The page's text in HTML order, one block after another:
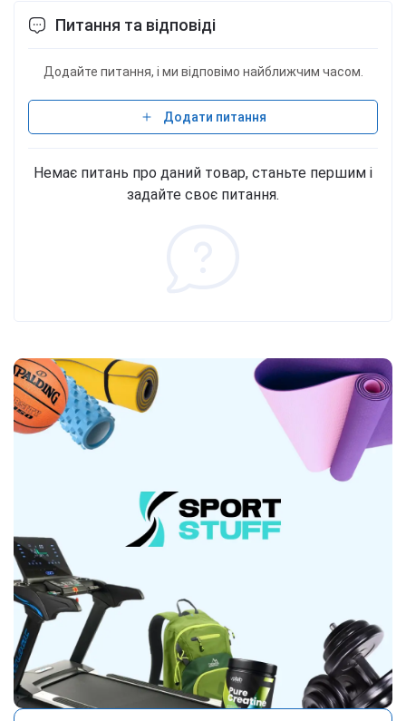
антислеживающий агент (диоксид кремния), L-
изолейцин1; 0,1%, L-валин1; 0,1%, краситель
негативное влияние на активность и внимание
детей. 1BCAA: аминокислоты с разветвленной
Питання та відповіді
Додайте питання, і ми відповімо найближчим часом.
Додати питання
Немає питань про даний товар, станьте першим і
задайте своє питання.